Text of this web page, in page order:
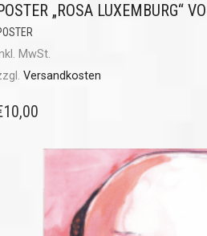
„ROSA LUXEMBURG“
MwSt.
Versandkosten
10,00